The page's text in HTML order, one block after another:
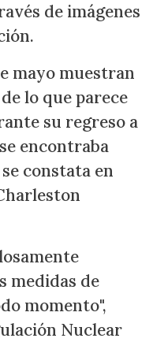
de imágenes
mayo muestran
lo que parece
su regreso a
encontraba
constata en
medidas de
momento",
Nuclear